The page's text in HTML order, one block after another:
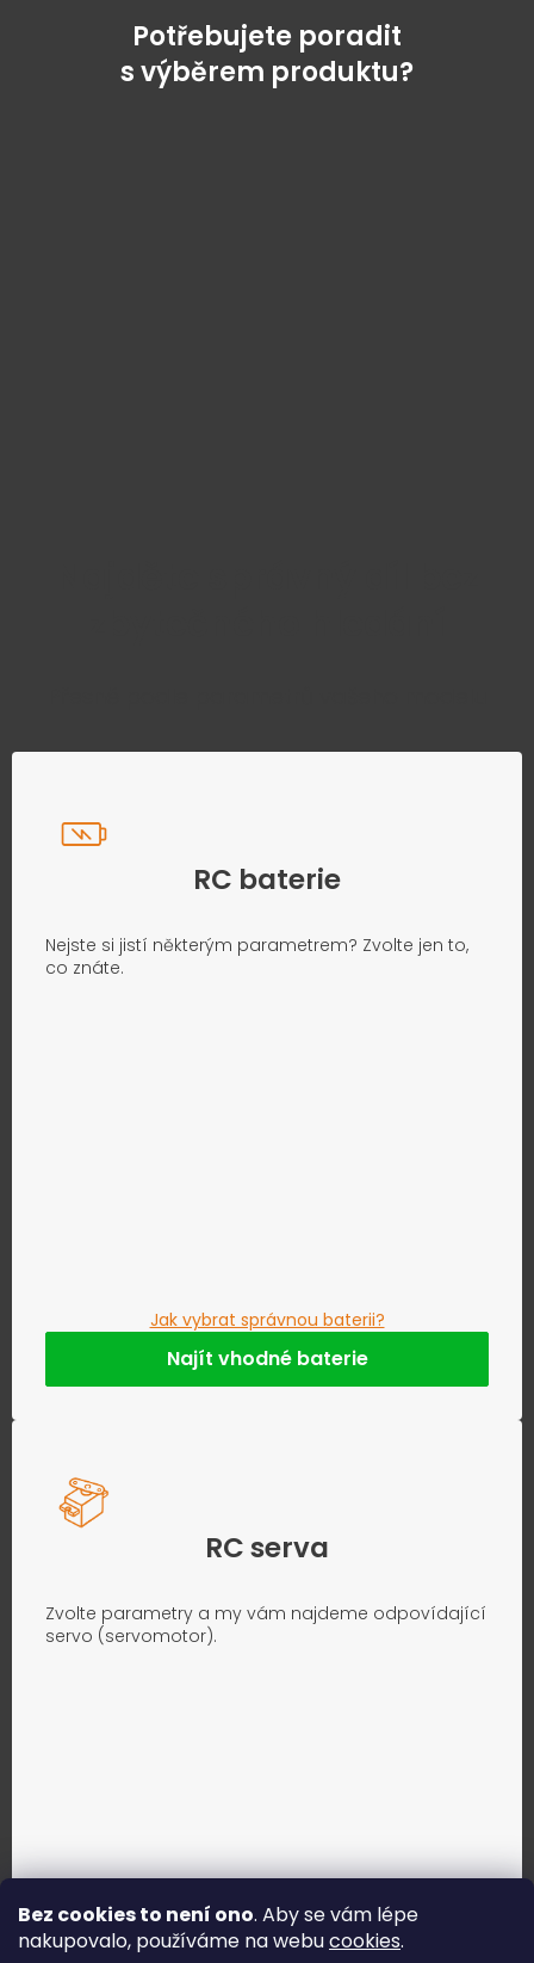
Bez cookies to není ono. Aby se vám lépe
nakupovalo, používáme na webucookies.
Potřebujete poradit
s výběrem produktu?
RC baterie
Nejste si jistí některým parametrem? Zvolte jen to,
co znáte.
Jak vybrat správnou baterii?
Najít vhodné baterie
RC serva
Zvolte parametry a my vám najdeme odpovídající
servo (servomotor).